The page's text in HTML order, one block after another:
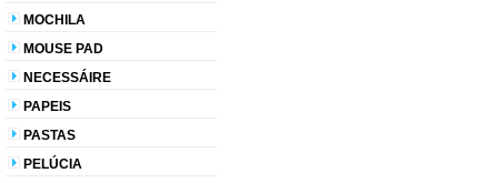
MOCHILA
MOUSE PAD
NECESSÁIRE
PAPEIS
PASTAS
PELÚCIA